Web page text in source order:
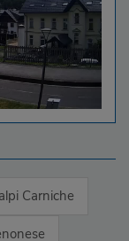
Carniche